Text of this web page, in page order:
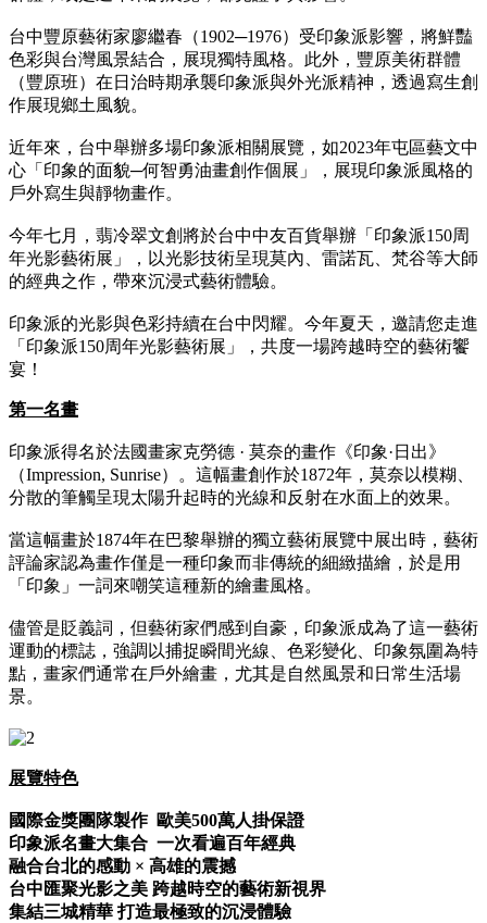
台中豐原藝術家廖繼春（1902─1976）受印象派影響，將鮮豔
色彩與台灣風景結合，展現獨特風格。此外，豐原美術群體
（豐原班）在日治時期承襲印象派與外光派精神，透過寫生創
作展現鄉土風貌。
近年來，台中舉辦多場印象派相關展覽，如2023年屯區藝文中
心「印象的面貌─何智勇油畫創作個展」，展現印象派風格的
戶外寫生與靜物畫作。
今年七月，翡冷翠文創將於台中中友百貨舉辦「印象派150周
年光影藝術展」，以光影技術呈現莫內、雷諾瓦、梵谷等大師
的經典之作，帶來沉浸式藝術體驗。
印象派的光影與色彩持續在台中閃耀。今年夏天，邀請您走進
「印象派150周年光影藝術展」，共度一場跨越時空的藝術饗
宴！
第一名畫
印象派得名於法國畫家克勞德 · 莫奈的畫作《印象·日出》
（Impression, Sunrise）。這幅畫創作於1872年，莫奈以模糊、
分散的筆觸呈現太陽升起時的光線和反射在水面上的效果。
當這幅畫於1874年在巴黎舉辦的獨立藝術展覽中展出時，藝術
評論家認為畫作僅是一種印象而非傳統的細緻描繪，於是用
「印象」一詞來嘲笑這種新的繪畫風格。
儘管是貶義詞，但藝術家們感到自豪，印象派成為了這一藝術
運動的標誌，強調以捕捉瞬間光線、色彩變化、印象氛圍為特
點，畫家們通常在戶外繪畫，尤其是自然風景和日常生活場
景。
展覽特色
國際金獎團隊製作 歐美500萬人掛保證
印象派名畫大集合 一次看遍百年經典
融合台北的感動 × 高雄的震撼
台中匯聚光影之美 跨越時空的藝術新視界
集結三城精華 打造最極致的沉浸體驗